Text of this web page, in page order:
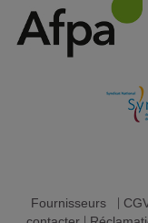
Fournisseurs|